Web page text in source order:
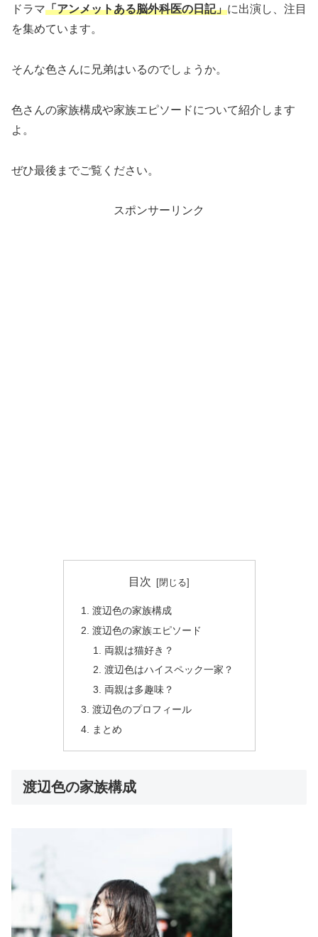
ドラマ「アンメットある脳外科医の日記」に出演し、注目
を集めています。
そんな色さんに兄弟はいるのでしょうか。
色さんの家族構成や家族エピソードについて紹介します
よ。
ぜひ最後までご覧ください。
スポンサーリンク
目次
渡辺色の家族構成
渡辺色の家族エピソード
両親は猫好き？
渡辺色はハイスペック一家？
両親は多趣味？
渡辺色のプロフィール
まとめ
渡辺色の家族構成